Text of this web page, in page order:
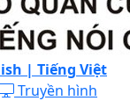
| Tiếng Việt
Truyền hình